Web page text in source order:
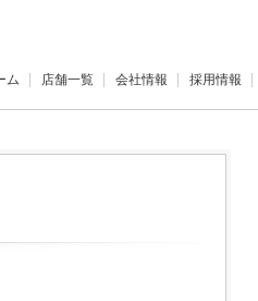
ム 店舗一覧 会社情報 採用情報